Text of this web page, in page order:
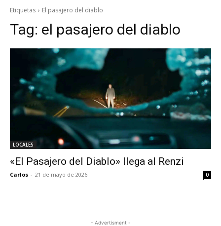
Etiquetas El pasajero del diablo
Tag: el pasajero del diablo
LOCALES
«El Pasajero del Diablo» llega al Renzi
Carlos - 21 de mayo de 2026 0
- Advertisment -